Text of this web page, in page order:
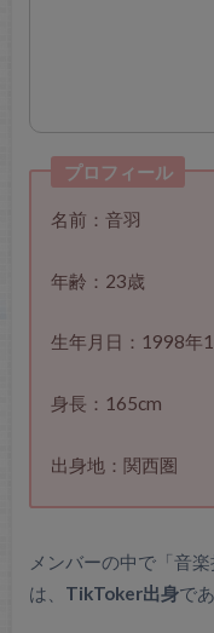
プロフィール
名前：音羽
年齢：23歳
生年月日：1998年
身長：165cm
出身地：関西圏
メンバーの中で「音
は、 TikToker出身で